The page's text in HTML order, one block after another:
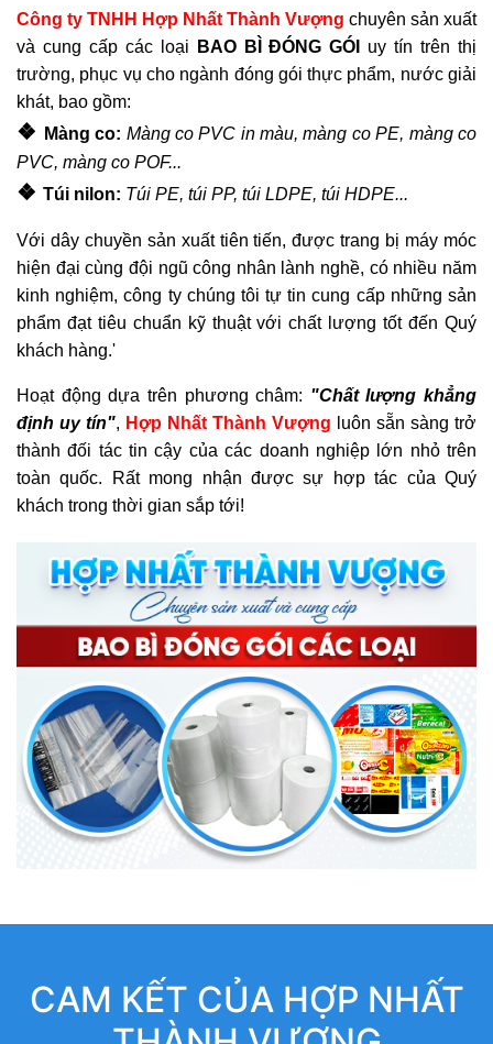
Công ty TNHH Hợp Nhất Thành Vượng chuyên sản xuất
và cung cấp các loại
BAO BÌ ĐÓNG GÓI
uy tín trên thị
trường, phục vụ cho ngành đóng gói thực phẩm, nước giải
khát, bao gồm:
❖ Màng co: Màng co PVC in màu, màng co PE, màng co
PVC, màng co POF...
❖ Túi nilon: Túi PE, túi PP, túi LDPE, túi HDPE...
Với dây chuyền sản xuất tiên tiến, được trang bị máy móc
hiện đại cùng đội ngũ công nhân lành nghề, có nhiều năm
kinh nghiệm, công ty chúng tôi tự tin cung cấp những sản
phẩm đạt tiêu chuẩn kỹ thuật với chất lượng tốt đến Quý
khách hàng.'
Hoạt động dựa trên phương châm: "Chất lượng khẳng
định uy tín", Hợp Nhất Thành Vượng luôn sẵn sàng trở
thành đối tác tin cậy của các doanh nghiệp lớn nhỏ trên
toàn quốc. Rất mong nhận được sự hợp tác của Quý
khách trong thời gian sắp tới!
CAM KẾT CỦA HỢP NHẤT